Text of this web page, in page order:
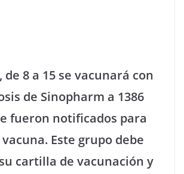
de 8 a 15 se vacunará con
de Sinopharm a 1386
fueron notificados para
Este grupo debe
cartilla de vacunación y